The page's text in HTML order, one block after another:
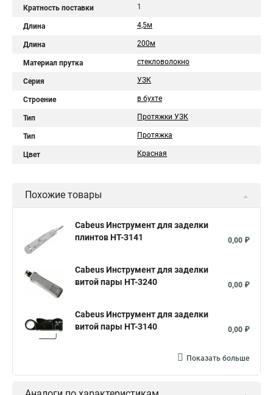
Кратность поставки 1
Длина 4,5м
Длина 200м
Материал прутка стекловолокно
Серия УЗК
Строение в бухте
Тип Протяжки УЗК
Тип Протяжка
Цвет Красная
Похожие товары
Cabeus Инструмент для заделки
плинтов HT-3141
0,00 ₽
Cabeus Инструмент для заделки
витой пары HT-3240
0,00 ₽
Cabeus Инструмент для заделки
витой пары HT-3140
0,00 ₽
Показать больше